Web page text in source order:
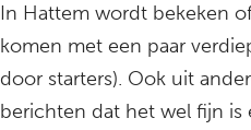
In Hattem wordt bekeken
komen met een paar
door starters). Ook uit
berichten dat het wel fijn is